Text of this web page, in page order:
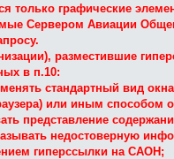
только графические
Сервером Авиации
разместившие
в п.10:
стандартный вид
или иным способом
представление
недостоверную
гиперссылки на САОН;